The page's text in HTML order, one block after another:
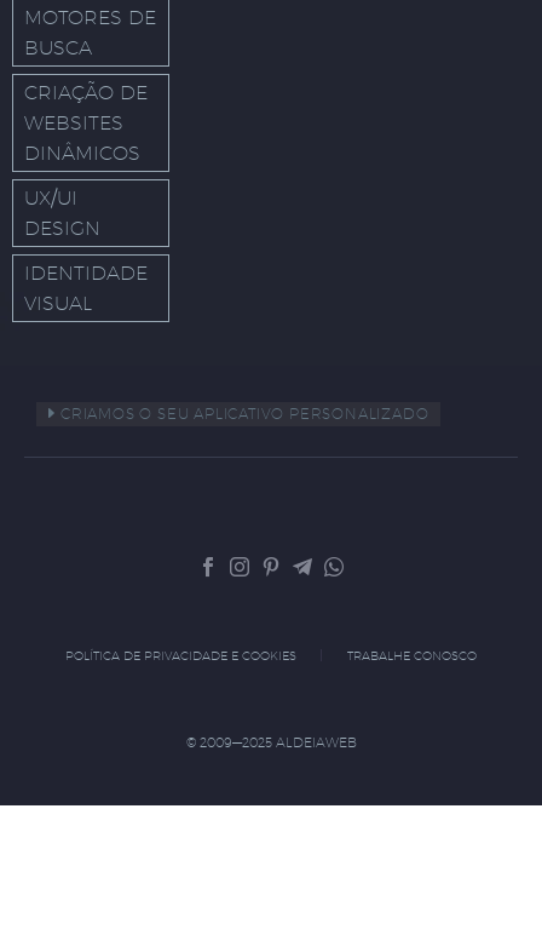
MOTORES DE
BUSCA
CRIAÇÃO DE
WEBSITES
DINÂMICOS
UX/UI
DESIGN
IDENTIDADE
VISUAL
CRIAMOS O SEU APLICATIVO PERSONALIZADO
POLÍTICA DE PRIVACIDADE E COOKIES TRABALHE CONOSCO
© 2009—2025 ALDEIAWEB